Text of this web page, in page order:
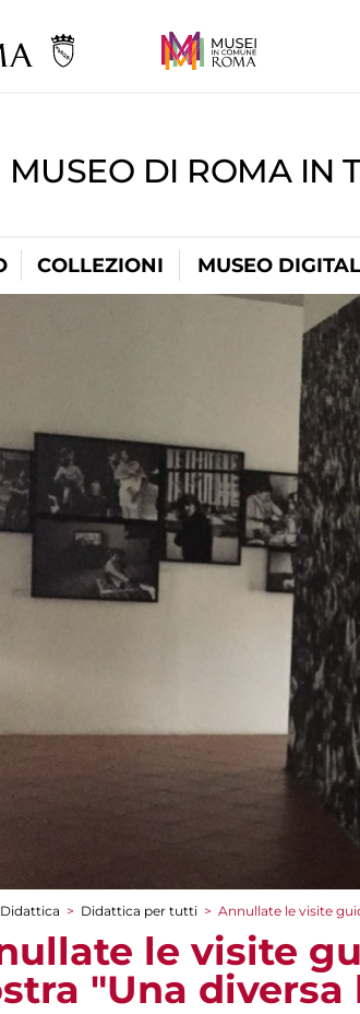
MUSEO DI ROMA IN
COLLEZIONI MUSEO
qui
Didattica > Didattica per tutti > Annullate le visite
le visite
"Una diversa